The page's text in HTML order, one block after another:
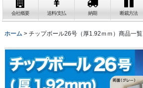
会社概要 送料/支払 納期 断裁方法
ホーム > チップボール26号（厚1.92ｍｍ）商品一覧